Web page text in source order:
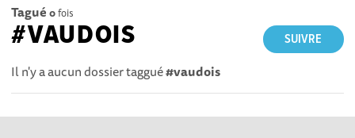
Tagué 0fois
SUIVRE
#VAUDOIS
Il n'y a aucun dossier taggué#vaudois